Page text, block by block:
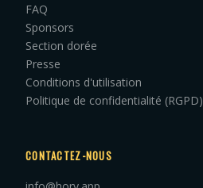
FAQ
Sponsors
Section dorée
Presse
Conditions d'utilisation
Politique de confidentialité (RGPD)
CONTACTEZ-NOUS